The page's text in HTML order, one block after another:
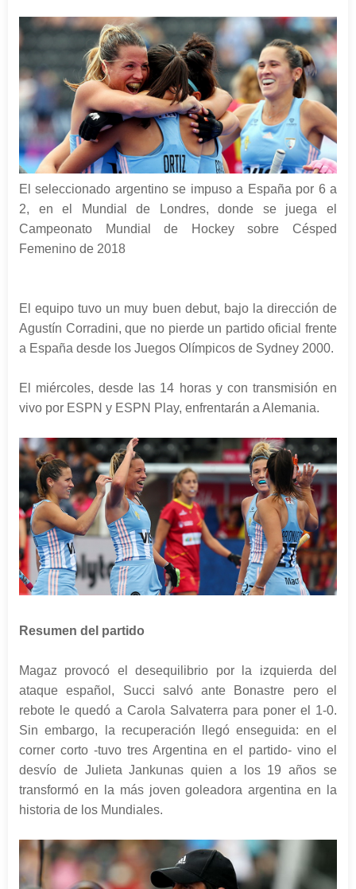
El seleccionado argentino se impuso a España por 6 a
2, en el Mundial de Londres, donde se juega el
Campeonato Mundial de Hockey sobre Césped
Femenino de 2018
El equipo tuvo un muy buen debut, bajo la dirección de
Agustín Corradini, que no pierde un partido oficial frente
a España desde los Juegos Olímpicos de Sydney 2000.
El miércoles, desde las 14 horas y con transmisión en
vivo por ESPN y ESPN Play, enfrentarán a Alemania.
Resumen del partido
Magaz provocó el desequilibrio por la izquierda del
ataque español, Succi salvó ante Bonastre pero el
rebote le quedó a Carola Salvaterra para poner el 1-0.
Sin embargo, la recuperación llegó enseguida: en el
corner corto -tuvo tres Argentina en el partido- vino el
desvío de Julieta Jankunas quien a los 19 años se
transformó en la más joven goleadora argentina en la
historia de los Mundiales.